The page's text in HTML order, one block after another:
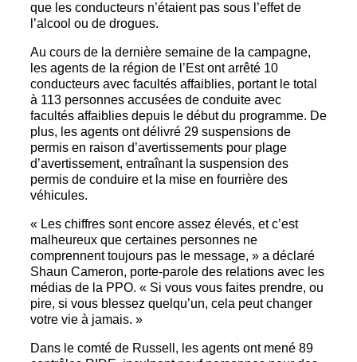
que les conducteurs n’étaient pas sous l’effet de
l’alcool ou de drogues.
Au cours de la dernière semaine de la campagne,
les agents de la région de l’Est ont arrêté 10
conducteurs avec facultés affaiblies, portant le total
à 113 personnes accusées de conduite avec
facultés affaiblies depuis le début du programme. De
plus, les agents ont délivré 29 suspensions de
permis en raison d’avertissements pour plage
d’avertissement, entraînant la suspension des
permis de conduire et la mise en fourrière des
véhicules.
« Les chiffres sont encore assez élevés, et c’est
malheureux que certaines personnes ne
comprennent toujours pas le message, » a déclaré
Shaun Cameron, porte-parole des relations avec les
médias de la PPO. « Si vous vous faites prendre, ou
pire, si vous blessez quelqu’un, cela peut changer
votre vie à jamais. »
Dans le comté de Russell, les agents ont mené 89